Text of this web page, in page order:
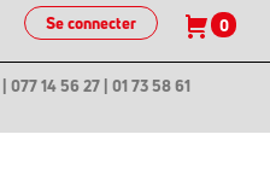
Se connecter 0
| 077 14 56 27 | 01 73 58 61